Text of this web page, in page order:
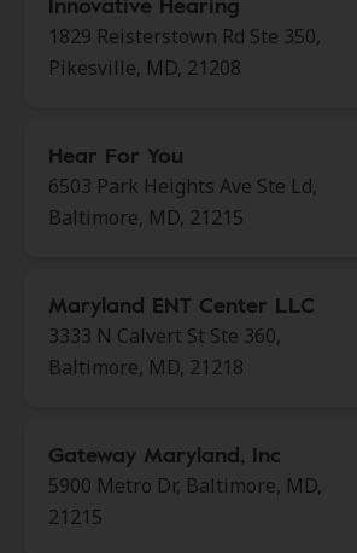
1829 Reisterstown Rd Ste 350,
Pikesville, MD, 21208
Hear For You
6503 Park Heights Ave Ste Ld,
Baltimore, MD, 21215
Maryland ENT Center LLC
3333 N Calvert St Ste 360,
Baltimore, MD, 21218
Gateway Maryland, Inc
5900 Metro Dr, Baltimore, MD,
21215